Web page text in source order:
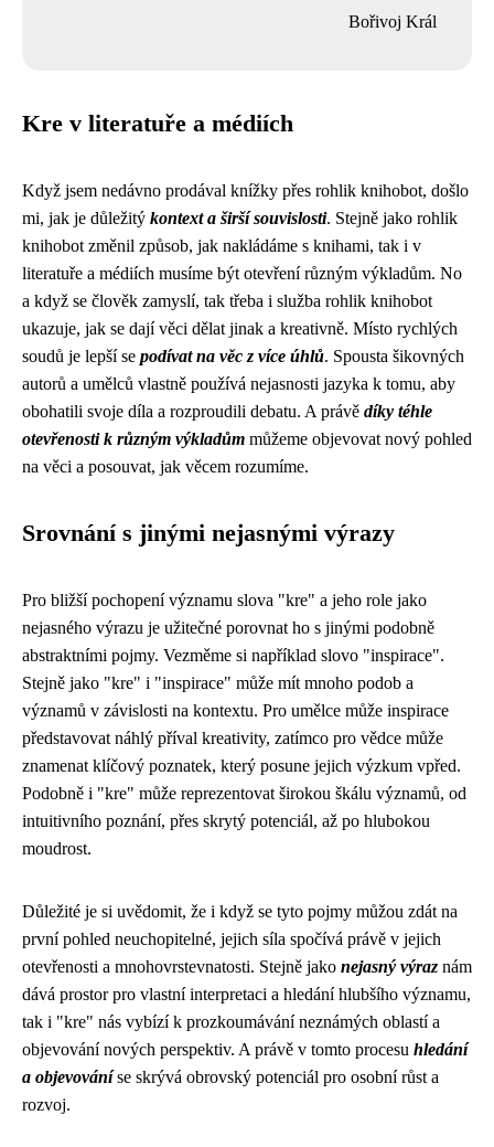
Bořivoj Král
Kre v literatuře a médiích
Když jsem nedávno prodával knížky přes rohlik knihobot, došlo
mi, jak je důležitý kontext a širší souvislosti. Stejně jako rohlik
knihobot změnil způsob, jak nakládáme s knihami, tak i v
literatuře a médiích musíme být otevření různým výkladům. No
a když se člověk zamyslí, tak třeba i služba rohlik knihobot
ukazuje, jak se dají věci dělat jinak a kreativně. Místo rychlých
soudů je lepší se podívat na věc z více úhlů. Spousta šikovných
autorů a umělců vlastně používá nejasnosti jazyka k tomu, aby
obohatili svoje díla a rozproudili debatu. A právě díky téhle
otevřenosti k různým výkladům můžeme objevovat nový pohled
na věci a posouvat, jak věcem rozumíme.
Srovnání s jinými nejasnými výrazy
Pro bližší pochopení významu slova "kre" a jeho role jako
nejasného výrazu je užitečné porovnat ho s jinými podobně
abstraktními pojmy. Vezměme si například slovo "inspirace".
Stejně jako "kre" i "inspirace" může mít mnoho podob a
významů v závislosti na kontextu. Pro umělce může inspirace
představovat náhlý příval kreativity, zatímco pro vědce může
znamenat klíčový poznatek, který posune jejich výzkum vpřed.
Podobně i "kre" může reprezentovat širokou škálu významů, od
intuitivního poznání, přes skrytý potenciál, až po hlubokou
moudrost.
Důležité je si uvědomit, že i když se tyto pojmy můžou zdát na
první pohled neuchopitelné, jejich síla spočívá právě v jejich
otevřenosti a mnohovrstevnatosti. Stejně jako nejasný výraz nám
dává prostor pro vlastní interpretaci a hledání hlubšího významu,
tak i "kre" nás vybízí k prozkoumávání neznámých oblastí a
objevování nových perspektiv. A právě v tomto procesu hledání
a objevováníse skrývá obrovský potenciál pro osobní růst a
rozvoj.